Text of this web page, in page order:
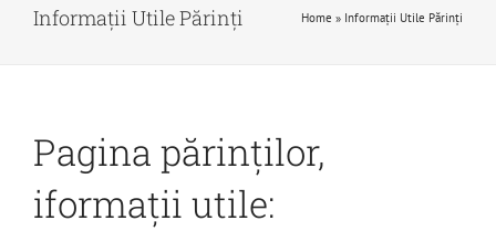
Informații Utile Părinți Home » Informații Utile Părinți
Pagina părinților,
iformații utile: